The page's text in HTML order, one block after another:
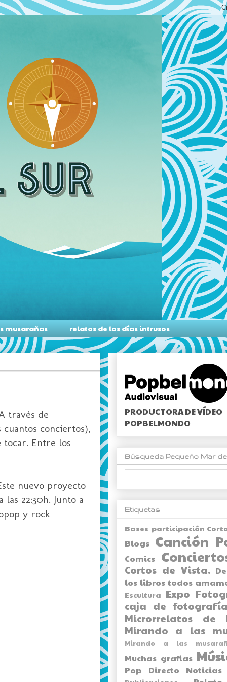
musarañas relatos de los días intrusos
través de
conciertos),
tocar. Entre los
nuevo proyecto
22:30h. Junto a
y rock
PRODUCTORA DE VÍDEO
POPBELMONDO
Búsqueda Pequeño Mar
Etiquetas
Bases participación
Blogs Canción
Comics
Cortos de Vista.
los libros todos
Escultura Expo
caja de
Microrrelatos de
Mirando a las
Mirando a las
Muchas grafias
Pop Directo Noticias